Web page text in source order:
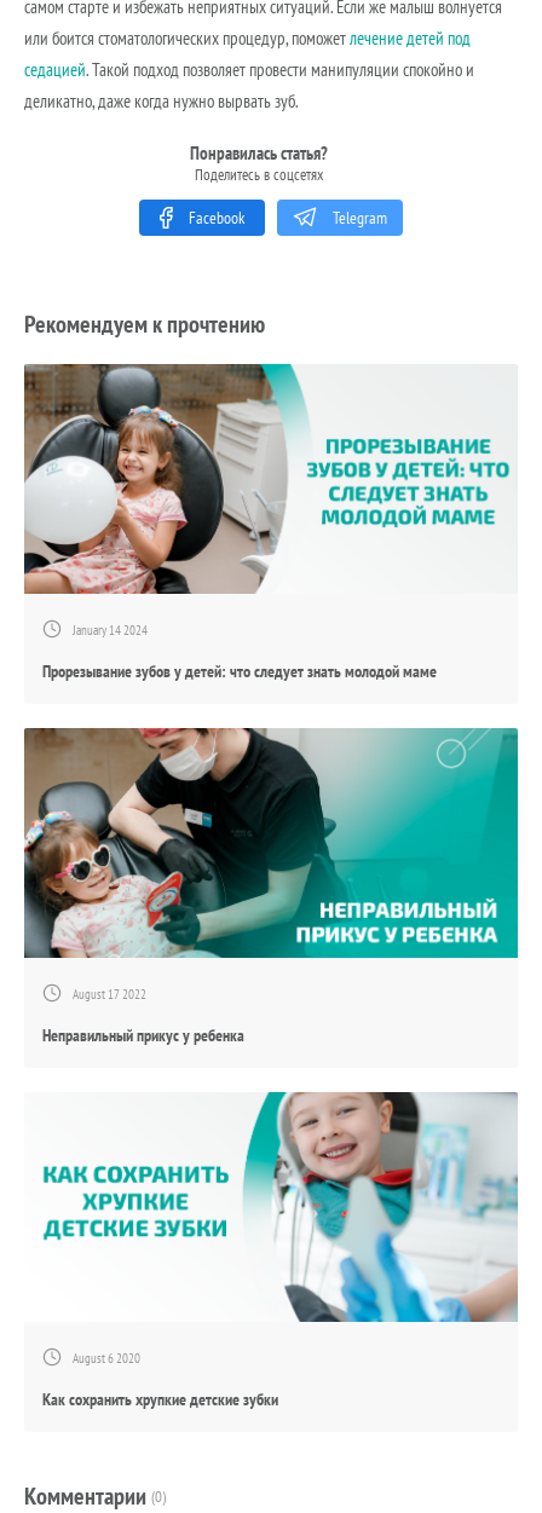
самом старте и избежать неприятных ситуаций. Если же малыш волнуется
или боится стоматологических процедур, поможетлечение детей под
седацией. Такой подход позволяет провести манипуляции спокойно и
деликатно, даже когда нужно вырвать зуб.
Понравилась статья?
Поделитесь в соцсетях
Facebook Telegram
Рекомендуем к прочтению
January 14 2024
Прорезывание зубов у детей: что следует знать молодой маме
August 17 2022
Неправильный прикус у ребенка
August 6 2020
Как сохранить хрупкие детские зубки
Комментарии (0)